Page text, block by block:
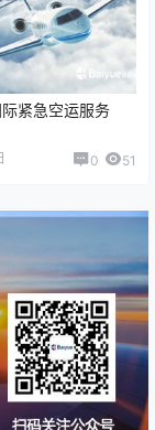
紧急空运服务
0 51